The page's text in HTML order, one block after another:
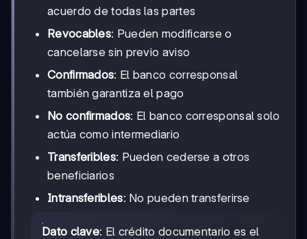
acuerdo de todas las partes
Revocables: Pueden modificarse o
cancelarse sin previo aviso
Confirmados: El banco corresponsal
también garantiza el pago
No confirmados: El banco corresponsal solo
actúa como intermediario
Transferibles: Pueden cederse a otros
beneficiarios
Intransferibles: No pueden transferirse
Dato clave: El crédito documentario es el